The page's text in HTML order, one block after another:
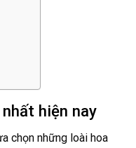
hiện nay
chọn những loài hoa